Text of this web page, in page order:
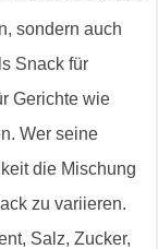
sondern auch
Snack für
Gerichte wie
Wer seine
die Mischung
zu variieren.
Salz, Zucker,